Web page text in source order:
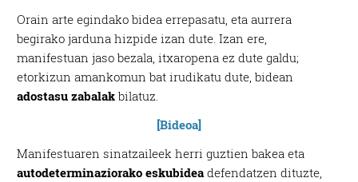
Orain arte egindako bidea errepasatu, eta aurrera
begirako jarduna hizpide izan dute. Izan ere,
manifestuan jaso bezala, itxaropena ez dute galdu;
etorkizun amankomun bat irudikatu dute, bidean
adostasu zabalak bilatuz.
[Bideoa]
Manifestuaren sinatzaileek herri guztien bakea eta
autodeterminaziorako eskubidea defendatzen dituzte,